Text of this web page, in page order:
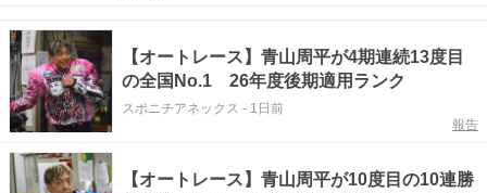
【オートレース】青山周平が4期連続13度目
の全国No.1 26年度後期適用ランク
スポニチアネックス - 1日前
報告
【オートレース】青山周平が10度目の10連勝